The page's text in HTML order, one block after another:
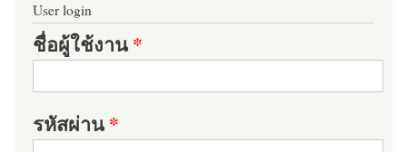
User login
ชื่อผู้ใช้งาน*
รหัสผ่าน*